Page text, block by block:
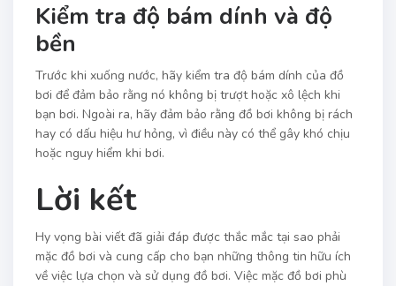
Kiểm tra độ bám dính và độ
bền
Trước khi xuống nước, hãy kiểm tra độ bám dính của đồ
bơi để đảm bảo rằng nó không bị trượt hoặc xô lệch khi
bạn bơi. Ngoài ra, hãy đảm bảo rằng đồ bơi không bị rách
hay có dấu hiệu hư hỏng, vì điều này có thể gây khó chịu
hoặc nguy hiểm khi bơi.
Lời kết
Hy vọng bài viết đã giải đáp được thắc mắc tại sao phải
mặc đồ bơi và cung cấp cho bạn những thông tin hữu ích
về việc lựa chọn và sử dụng đồ bơi. Việc mặc đồ bơi phù